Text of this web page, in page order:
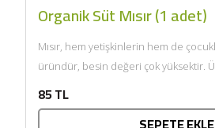
Organik Süt Mısır (1 adet)
Mısır, hem yetişkinlerin hem de
üründür, besin değeri çok yüksektir.
85 TL